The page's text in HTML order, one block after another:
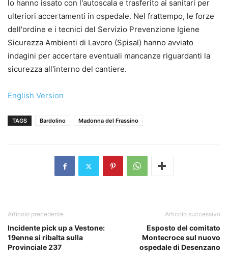
lo hanno issato con l'autoscala e trasferito ai sanitari per
ulteriori accertamenti in ospedale. Nel frattempo, le forze
dell'ordine e i tecnici del Servizio Prevenzione Igiene
Sicurezza Ambienti di Lavoro (Spisal) hanno avviato
indagini per accertare eventuali mancanze riguardanti la
sicurezza all'interno del cantiere.
English Version
TAGS Bardolino Madonna del Frassino
Articolo precedente
Incidente pick up a Vestone:
19enne si ribalta sulla
Provinciale 237
Articolo successivo
Esposto del comitato
Montecroce sul nuovo
ospedale di Desenzano